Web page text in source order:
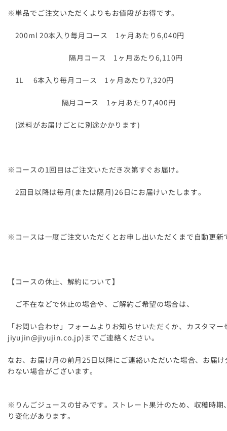
※単品でご注文いただくよりもお値段がお得です。
200ml 20本入り毎月コース 1ヶ月あたり6,040円
隔月コース 1ヶ月あたり6,110円
1L 6本入り毎月コース 1ヶ月あたり7,320円
隔月コース 1ヶ月あたり7,400円
(送料がお届けごとに別途かかります)
※コースの1回目はご注文いただき次第すぐお届け。
2回目以降は毎月(または隔月)26日にお届けいたします。
※コースは一度ご注文いただくとお申し出いただくまで自動更新
【コースの休止、解約について】
ご不在などで休止の場合や、ご解約ご希望の場合は、
「お問い合わせ」フォームよりお知らせいただくか、カスタマ
jiyujin@jiyujin.co.jp)までご連絡ください。
なお、お届け月の前月25日以降にご連絡いただいた場合、お届
わない場合がございます。
※りんごジュースの甘みです。ストレート果汁のため、収穫時期
り変化があります。